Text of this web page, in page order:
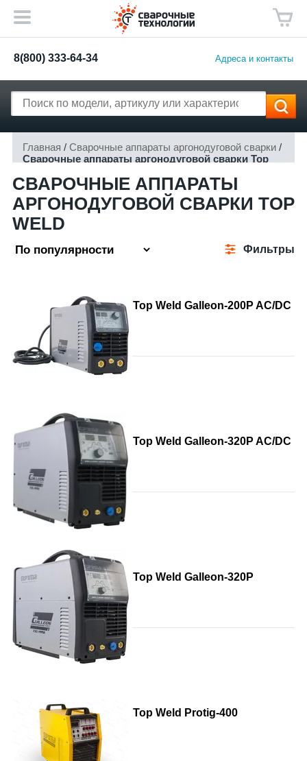
8(800) 333-64-34 Адреса и контакты
Главная / Сварочные аппараты аргонодуговой сварки /
Сварочные аппараты аргонодуговой сварки Top
СВАРОЧНЫЕ АППАРАТЫ
АРГОНОДУГОВОЙ СВАРКИ TOP
WELD
Фильтры
Top Weld Galleon-200P AC/DC
Top Weld Galleon-320P AC/DC
Top Weld Galleon-320P
Top Weld Protig-400